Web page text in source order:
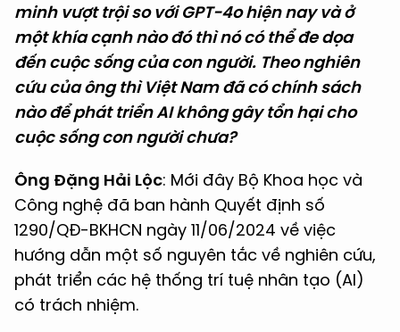
minh vượt trội so với GPT-4o hiện nay và ở
một khía cạnh nào đó thì nó có thể đe dọa
đến cuộc sống của con người. Theo nghiên
cứu của ông thì Việt Nam đã có chính sách
nào để phát triển AI không gây tổn hại cho
cuộc sống con người chưa?
Ông Đặng Hải Lộc: Mới đây Bộ Khoa học và
Công nghệ đã ban hành Quyết định số
1290/QĐ-BKHCN ngày 11/06/2024 về việc
hướng dẫn một số nguyên tắc về nghiên cứu,
phát triển các hệ thống trí tuệ nhân tạo (AI)
có trách nhiệm.